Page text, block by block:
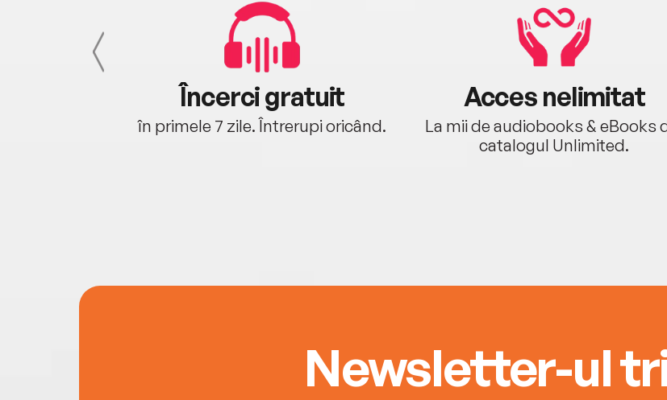
Încerci gratuit
în primele 7 zile. Întrerupi oricând.
Acces nelimitat
La mii de audiobooks & eBooks
catalogul Unlimited.
Newsletter-ul